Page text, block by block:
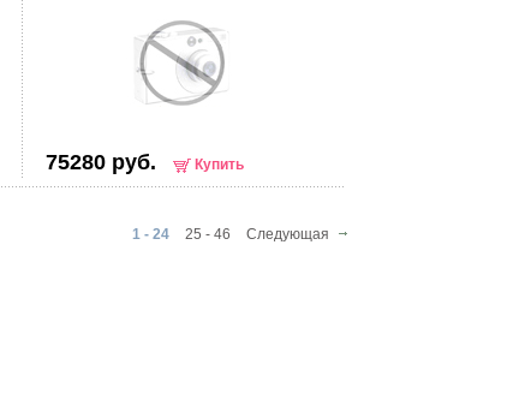
75280 руб. Купить
1 - 24 25 - 46 Следующая